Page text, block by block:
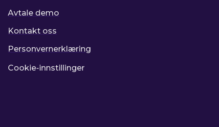
Avtale demo
Kontakt oss
Personvernerklæring
Cookie-innstillinger